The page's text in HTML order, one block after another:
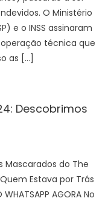
O Ministério
e o INSS assinaram
técnica que
as […]
Descobrimos
Mascarados do The
Estava por Trás
AGORA No